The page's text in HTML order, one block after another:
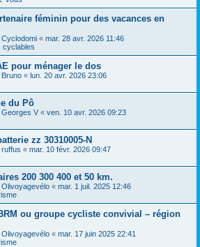
féminin pour des vacances en
Cyclodomi « mar. 28 avr. 2026 11:46
cyclables
pour ménager le dos
Bruno « lun. 20 avr. 2026 23:06
du Pô
Georges V « ven. 10 avr. 2026 09:23
zz 30310005-N
ruffus « mar. 10 févr. 2026 09:47
200 300 400 et 50 km.
Olivoyagevélo « mar. 1 juil. 2025 12:46
ou groupe cycliste convivial – région
Olivoyagevélo « mar. 17 juin 2025 22:41